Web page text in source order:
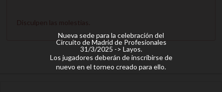
Disculpen las molestias.
Nueva sede para la celebración del
Circuito de Madrid de Profesionales
31/3/2025 -> Layos.
Los jugadores deberán de inscribirse de
nuevo en el torneo creado para ello.